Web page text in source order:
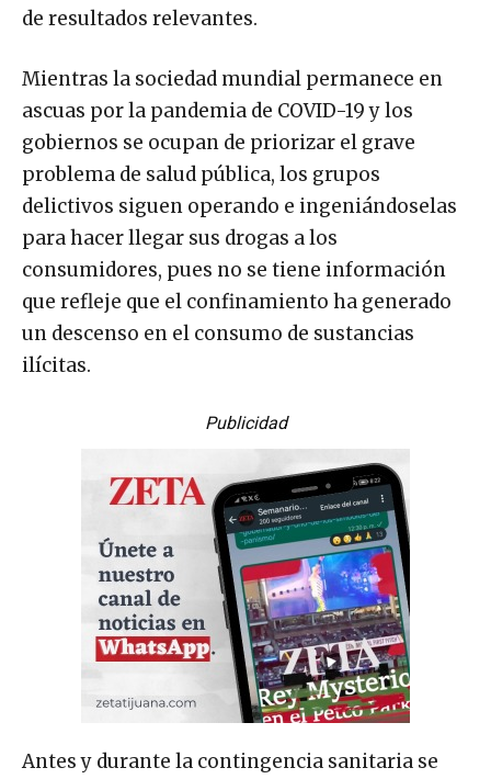
de resultados relevantes.
Mientras la sociedad mundial permanece en
ascuas por la pandemia de COVID-19 y los
gobiernos se ocupan de priorizar el grave
problema de salud pública, los grupos
delictivos siguen operando e ingeniándoselas
para hacer llegar sus drogas a los
consumidores, pues no se tiene información
que refleje que el confinamiento ha generado
un descenso en el consumo de sustancias
ilícitas.
Publicidad
Antes y durante la contingencia sanitaria se